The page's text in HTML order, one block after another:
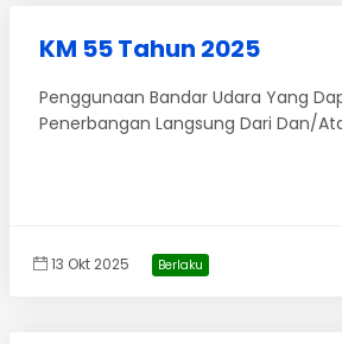
KM 55 Tahun 2025
Penggunaan Bandar Udara Yang
Penerbangan Langsung Dari Dan/
13 Okt 2025 Berlaku